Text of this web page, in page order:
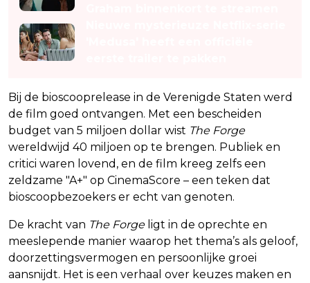
Bij de bioscooprelease in de Verenigde Staten werd
de film goed ontvangen. Met een bescheiden
budget van 5 miljoen dollar wist The Forge
wereldwijd 40 miljoen op te brengen. Publiek en
critici waren lovend, en de film kreeg zelfs een
zeldzame "A+" op CinemaScore – een teken dat
bioscoopbezoekers er echt van genoten.
De kracht van The Forgeligt in de oprechte en
meeslepende manier waarop het thema’s als geloof,
doorzettingsvermogen en persoonlijke groei
aansnijdt. Het is een verhaal over keuzes maken en